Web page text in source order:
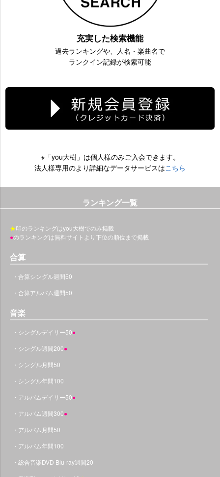
充実した検索機能
過去ランキングや、人名・楽曲名で
ランクイン記録が検索可能
※「you大樹」は個人様のみご入会できます。
法人様専用のより詳細なデータサービスはこちら
ランキング一覧
★印のランキングはyou大樹でのみ掲載
●のランキングは無料サイトより下位の順位まで掲載
合算
・合算シングル週間50
・合算アルバム週間50
音楽
・シングルデイリー50●
・シングル週間200●
・シングル月間50
・シングル年間100
・アルバムデイリー50●
・アルバム週間300●
・アルバム月間50
・アルバム年間100
・総合音楽DVD Blu-ray週間20